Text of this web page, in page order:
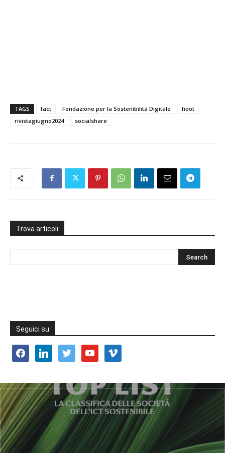
TAGS fact Fondazione per la Sostenibilità Digitale
hoot
rivistagiugno2024
socialshare
Trova articoli
Seguici su
facebooklinkedin twitter youtube vimeo